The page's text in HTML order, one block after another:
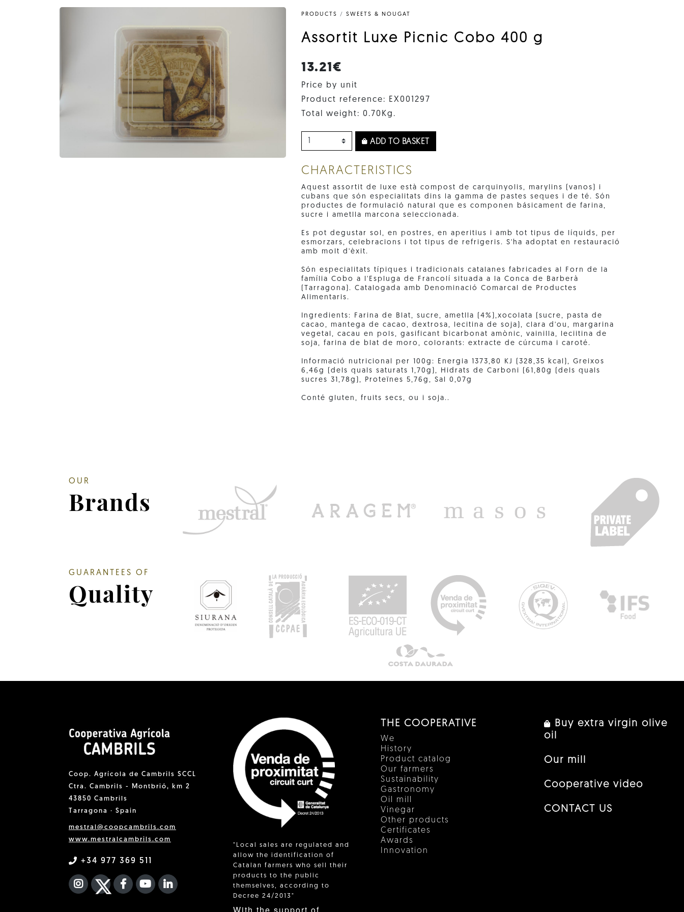
PRODUCTS / SWEETS & NOUGAT
Assortit Luxe Picnic Cobo 400 g
13.21€
Price by unit
Product reference: EX001297
Total weight: 0.70Kg.
ADD TO BASKET
CHARACTERISTICS
Aquest assortit de luxe està compost de carquinyolis, marylins (vanos) i
cubans que són especialitats dins la gamma de pastes seques i de té. Són
productes de formulació natural que es componen básicament de farina,
sucre i ametlla marcona seleccionada.
Es pot degustar sol, en postres, en aperitius i amb tot tipus de líquids, per
esmorzars, celebracions i tot tipus de refrigeris. S'ha adoptat en restauració
amb molt d'èxit.
Són especialitats típiques i tradicionals catalanes fabricades al Forn de la
família Cobo a l'Espluga de Francolí situada a la Conca de Barberà
(Tarragona). Catalogada amb Denominació Comarcal de Productes
Alimentaris.
Ingredients: Farina de Blat, sucre, ametlla (4%),xocolata (sucre, pasta de
cacao, mantega de cacao, dextrosa, lecitina de soja), clara d'ou, margarina
vegetal, cacau en pols, gasificant bicarbonat amònic, vainilla, leciitina de
soja, farina de blat de moro, colorants: extracte de cúrcuma i caroté.
Informació nutricional per 100g: Energia 1373,80 KJ (328,35 kcal), Greixos
6,46g (dels quals saturats 1,70g), Hidrats de Carboni (61,80g (dels quals
sucres 31,78g), Proteïnes 5,76g, Sal 0,07g
Conté gluten, fruits secs, ou i soja..
OUR
Brands
GUARANTEES OF
Quality
Coop. Agrícola de Cambrils SCCL
Ctra. Cambrils - Montbrió, km 2
43850 Cambrils
Tarragona · Spain
mestral@coopcambrils.com
www.mestralcambrils.com
+34 977 369 511
INSTAGRAM
TWITTER
FACEBOOK F
YOUTUBEFA LINKEDIN IN
"Local sales are regulated and
allow the identification of
Catalan farmers who sell their
products to the public
themselves, according to
Decree 24/2013"
THE COOPERATIVE
We
History
Product catalog
Our farmers
Sustainability
Gastronomy
Oil mill
Vinegar
Other products
Certificates
Awards
Innovation
Buy extra virgin olive
oil
Our mill
Cooperative video
CONTACT US